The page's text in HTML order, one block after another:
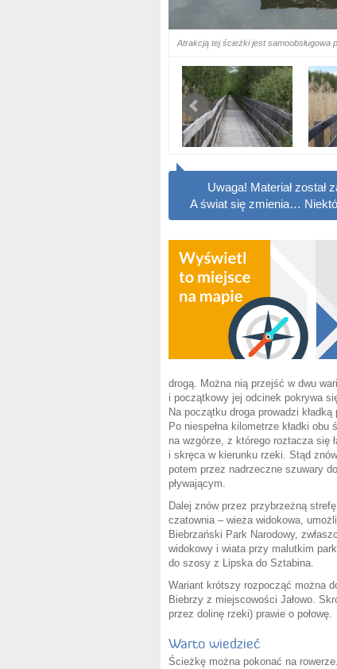
Atrakcją tej ścieżki jest samoobsługowa
Uwaga! Materiał
A świat się zmienia…
drogą. Można nią przejść w dwu
i początkowy jej odcinek pokrywa
Na początku droga prowadzi
Po niespełna kilometrze kładki
na wzgórze, z którego roztacza się
i skręca w kierunku rzeki. Stąd
potem przez nadrzeczne szuwary
pływającym.
Dalej znów przez przybrzeżną
czatownia – wieża widokowa,
Biebrzański Park Narodowy,
widokowy i wiata przy malutkim
do szosy z Lipska do Sztabina.
Wariant krótszy rozpocząć można
Biebrzy z miejscowości Jałowo.
przez dolinę rzeki) prawie o połowę.
Warto wiedzieć
Ścieżkę można pokonać na